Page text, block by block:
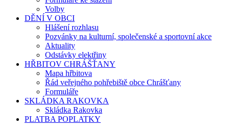
Volby
DĚNÍ V OBCI
Hlášení rozhlasu
Pozvánky na kulturní, společenské a sportovní akce
Aktuality
Odstávky elektřiny
HŘBITOV CHRÁŠŤANY
Mapa hřbitova
Řád veřejného pohřebiště obce Chrášťany
Formuláře
SKLÁDKA RAKOVKA
Skládka Rakovka
PLATBA POPLATKY